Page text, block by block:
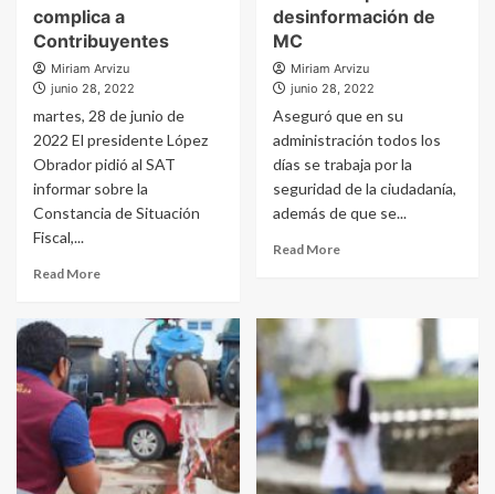
complica a
Contribuyentes
Miriam Arvizu
junio 28, 2022
martes, 28 de junio de
2022 El presidente López
Obrador pidió al SAT
informar sobre la
Constancia de Situación
Fiscal,...
Read More
desinformación de
MC
Miriam Arvizu
junio 28, 2022
Aseguró que en su
administración todos los
días se trabaja por la
seguridad de la ciudadanía,
además de que se...
Read More